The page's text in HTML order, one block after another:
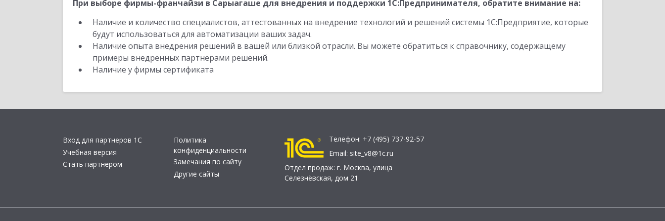
При выборе фирмы-франчайзи в Сарыагаше для внедрения и поддержки 1С:Предпринимателя, обратите внимание на:
Наличие и количество специалистов, аттестованных на внедрение технологий и решений системы 1С:Предприятие, которые
будут использоваться для автоматизации ваших задач.
Наличие опыта внедрения решений в вашей или близкой отрасли. Вы можете обратиться к справочнику, содержащему
примеры внедренных партнерами решений.
Наличие у фирмы сертификата
Вход для партнеров 1С
Учебная версия
Стать партнером
Политика
конфиденциальности
Замечания по сайту
Другие сайты
Телефон: +7 (495) 737-92-57
Email: site_v8@1c.ru
Отдел продаж: г. Москва, улица
Селезнёвская, дом 21